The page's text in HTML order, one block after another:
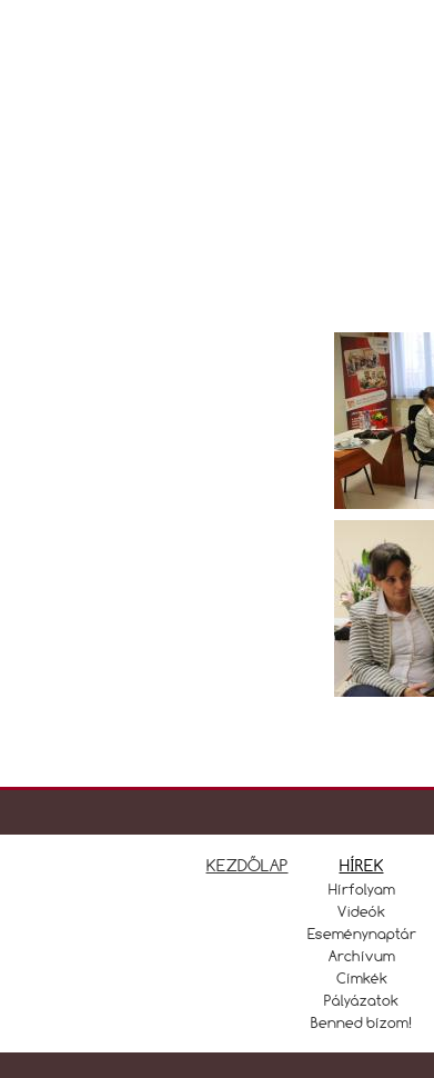
KEZDŐLAP HÍREK
Hírfolyam
Videók
Eseménynaptár
Archívum
Címkék
Pályázatok
Benned bízom!